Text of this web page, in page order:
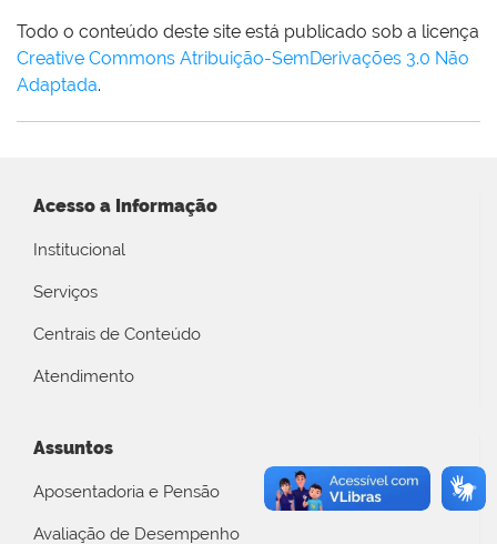
Todo o conteúdo deste site está publicado sob a licença
Creative Commons Atribuição-SemDerivações 3.0 Não
Adaptada.
Acesso a Informação
Institucional
Serviços
Centrais de Conteúdo
Atendimento
Assuntos
Aposentadoria e Pensão
Avaliação de Desempenho